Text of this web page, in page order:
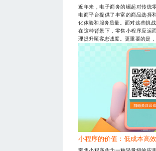
近年来，电子商务的崛起对传统
电商平台提供了丰富的商品选择
化体验和服务质量。面对这些挑
在这种背景下，零售小程序应运
理提升顾客忠诚度。更重要的是
小程序的价值：低成本高